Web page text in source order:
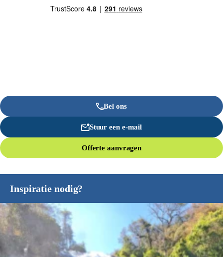
Bel ons
Stuur een e-mail
Offerte aanvragen
Inspiratie nodig?